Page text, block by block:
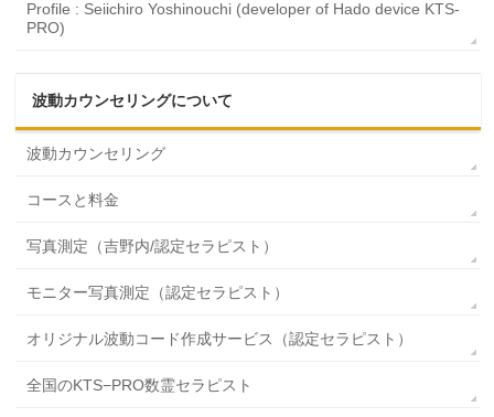
Profile : Seiichiro Yoshinouchi (developer of Hado device KTS-
PRO)
波動カウンセリングについて
波動カウンセリング
コースと料金
写真測定（吉野内/認定セラピスト）
モニター写真測定（認定セラピスト）
オリジナル波動コード作成サービス（認定セラピスト）
全国のKTS−PRO数霊セラピスト